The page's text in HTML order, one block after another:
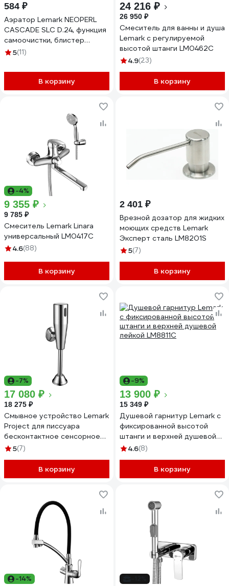
584 ₽
Аэратор Lemark NEOPERL
CASCADE SLC D.24, функция
самоочистки, блистер
NP13301SLC-BL
5(11)
В корзину
24 216 ₽
26 950 ₽
Смеситель для ванны и душа
Lemark с регулируемой
высотой штанги LM0462C
4.9(23)
В корзину
-4%
9 355 ₽
9 785 ₽
Смеситель Lemark Linara
универсальный LM0417C
4.6(88)
В корзину
2 401 ₽
Врезной дозатор для жидких
моющих средств Lemark
Эксперт сталь LM8201S
5(7)
В корзину
-7%
17 080 ₽
18 275 ₽
Смывное устройство Lemark
Project для писсуара
бесконтактное сенсорное
LM4654CE
5(7)
В корзину
-9%
13 900 ₽
15 349 ₽
Душевой гарнитур Lemark с
фиксированной высотой
штанги и верхней душевой
лейкой LM8811C
4.6(8)
В корзину
-14%